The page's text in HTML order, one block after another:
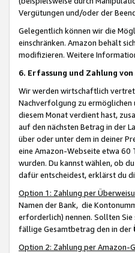
Vergütungen und/oder der
Gelegentlich können wir die
einschränken. Amazon behält
modifizieren. Weitere
6. Erfassung und Zahlung
Wir werden wirtschaftlich
Nachverfolgung zu ermöglichen
diesem Monat verdient hast,
auf den nächsten Betrag in der
über oder unter dem in deiner
eine Amazon-Webseite etwa 60
wurden. Du kannst wählen, ob
dafür entscheidest, erklärst du
Option 1: Zahlung per
Namen der Bank, die
erforderlich) nennen. Sollten Sie
fällige Gesamtbetrag den in der
Option 2: Zahlung per Amazon-